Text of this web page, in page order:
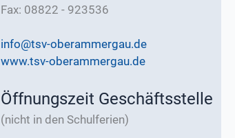
Fax: 08822 - 923536
info@tsv-oberammergau.de
www.tsv-oberammergau.de
Öffnungszeit Geschäftsstelle
(nicht in den Schulferien)